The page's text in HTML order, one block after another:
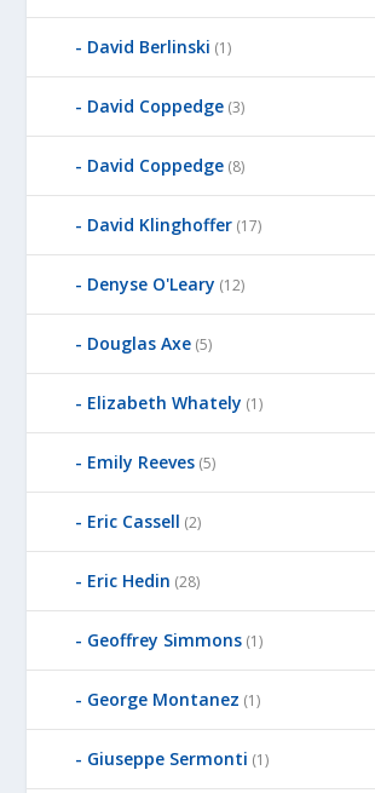
David Berlinski (1)
David Coppedge (3)
David Coppedge (8)
David Klinghoffer (17)
Denyse O'Leary (12)
Douglas Axe (5)
Elizabeth Whately (1)
Emily Reeves (5)
Eric Cassell (2)
Eric Hedin (28)
Geoffrey Simmons (1)
George Montanez (1)
Giuseppe Sermonti (1)